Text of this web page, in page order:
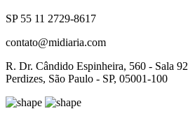
SP 55 11 2729-8617
contato@midiaria.com
R. Dr. Cândido Espinheira, 560 - Sala 92
Perdizes, São Paulo - SP, 05001-100